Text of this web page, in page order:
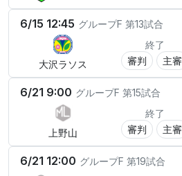
6/15 12:45 グループF 第13試合
大沢ラソス
終了
審判
主審
6/21 9:00 グループF 第15試合
上野山
終了
審判
主審
6/21 12:00 グループF 第19試合